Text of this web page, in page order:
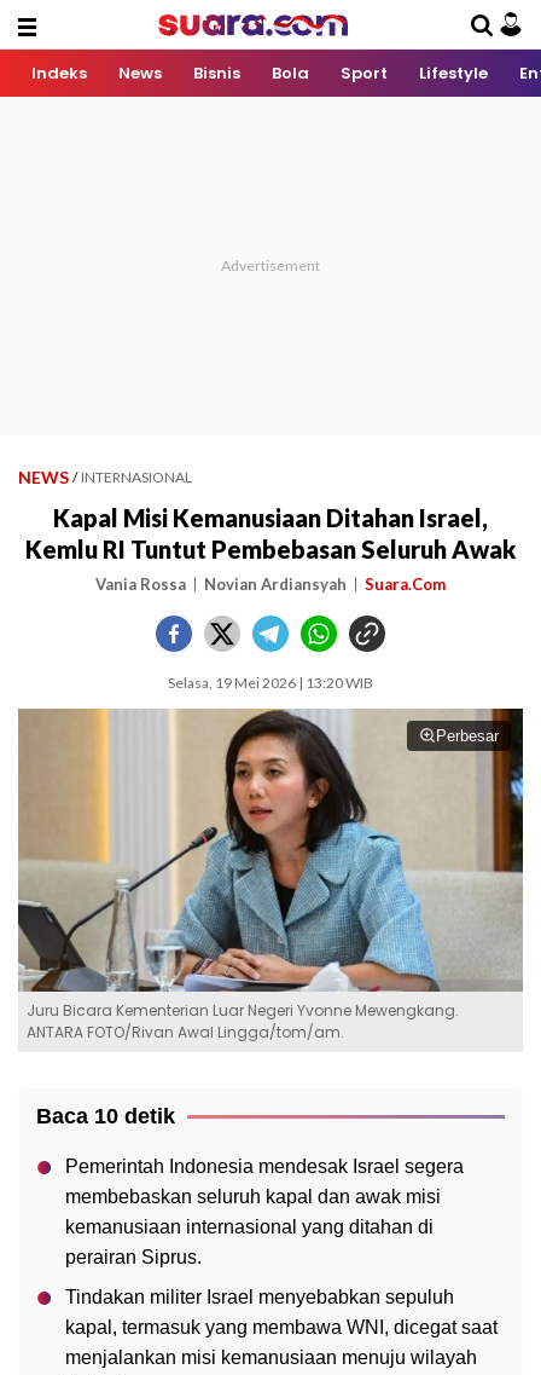
Indeks News Bisnis Bola Sport Lifestyle
NEWS / INTERNASIONAL
Kapal Misi Kemanusiaan Ditahan Israel,
Kemlu RI Tuntut Pembebasan Seluruh Awak
Vania Rossa Novian Ardiansyah Suara.Com
Selasa, 19 Mei 2026 | 13:20 WIB
Perbesar
Juru Bicara Kementerian Luar Negeri Yvonne Mewengkang.
ANTARA FOTO/Rivan Awal Lingga/tom/am.
Baca 10 detik
Pemerintah Indonesia mendesak Israel segera
membebaskan seluruh kapal dan awak misi
kemanusiaan internasional yang ditahan di
perairan Siprus.
Tindakan militer Israel menyebabkan sepuluh
kapal, termasuk yang membawa WNI, dicegat saat
menjalankan misi kemanusiaan menuju wilayah